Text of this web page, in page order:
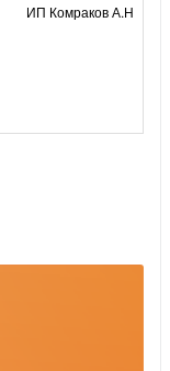
ИП Комраков А.Н